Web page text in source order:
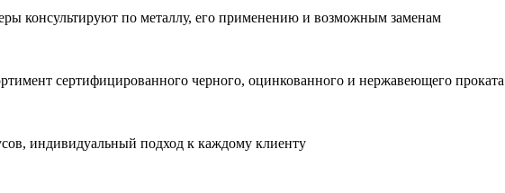
консультируют по металлу, его применению и возможным заменам
сертифицированного черного, оцинкованного и нержавеющего проката
индивидуальный подход к каждому клиенту